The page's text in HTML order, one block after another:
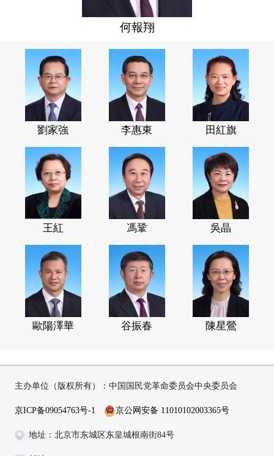
何報翔
劉家強 李惠東 田紅旗
王紅 馮鞏 吳晶
歐陽澤華 谷振春 陳星鶯
主办单位（版权所有）：中国国民党革命委员会中央委员会
京ICP备09054763号-1 京公网安备 11010102003365号
地址：北京市东城区东皇城根南街84号